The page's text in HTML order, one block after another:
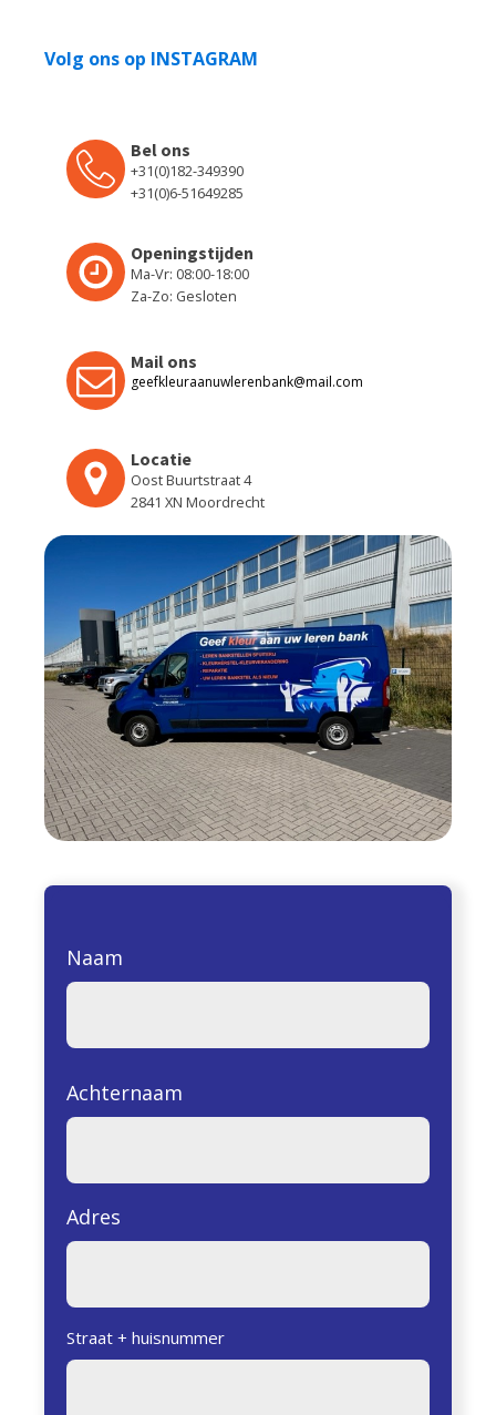
Volg ons op INSTAGRAM
Bel ons
+31(0)182-349390
+31(0)6-51649285
Openingstijden
Ma-Vr: 08:00-18:00
Za-Zo: Gesloten
Mail ons
geefkleuraanuwlerenbank@mail.com
Locatie
Oost Buurtstraat 4
2841 XN Moordrecht
Naam
Achternaam
Adres
Straat + huisnummer